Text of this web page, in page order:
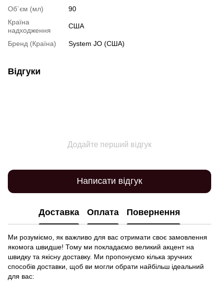
Об`єм (мл)
90
Країна
надходження
США
Бренд (Країна) System JO (США)
Відгуки
Додайте перший відгук
Написати відгук
Доставка Оплата Повернення
Ми розуміємо, як важливо для вас отримати своє замовлення
якомога швидше! Тому ми покладаємо великий акцент на
швидку та якісну доставку. Ми пропонуємо кілька зручних
способів доставки, щоб ви могли обрати найбільш ідеальний
для вас: